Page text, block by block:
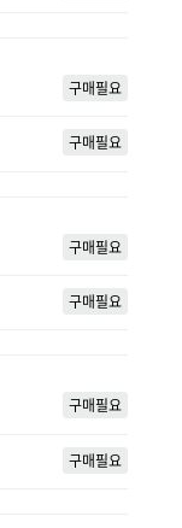
구매필요
구매필요
구매필요
구매필요
구매필요
구매필요